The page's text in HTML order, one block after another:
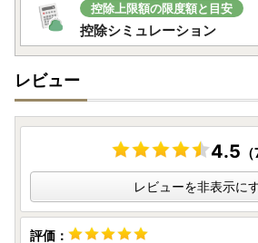
しかねます。
発送の際の伝票等には「ふるさと納税
予めご了承ください。
また、住所変更やお礼の品の配送先の
連絡をお願いいたします。
※各ふるさと納税ポータルサイト上で
申し込みいただいたご寄附には反映さ
さい。
【新しいオンラインワンストップ特例
これまでマイナンバーカードにてご利
控除上限額の限度額と目安
控除シミュレーション
レビュー
4.5
レビューを非表示に